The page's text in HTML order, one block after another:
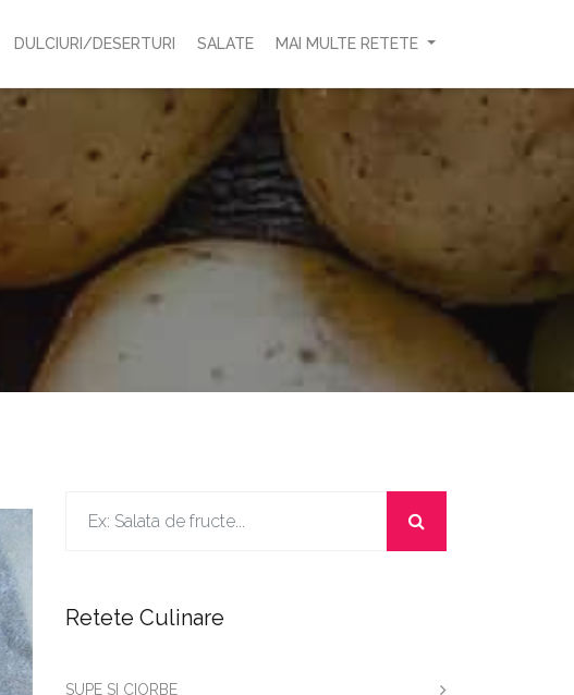
DULCIURI/DESERTURI SALATE MAI MULTE RETETE
Retete Culinare
SUPE SI CIORBE